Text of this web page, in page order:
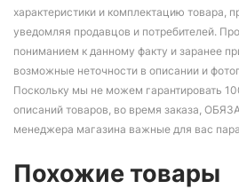
характеристики и комплектацию товара,
уведомляя продавцов и потребителей.
пониманием к данному факту и заранее
возможные неточности в описании и
Поскольку мы не можем гарантировать
описаний товаров, во время заказа,
менеджера магазина важные для вас
Похожие товары